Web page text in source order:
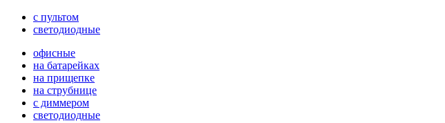
с пультом
светодиодные
офисные
на батарейках
на прищепке
на струбнице
с диммером
светодиодные